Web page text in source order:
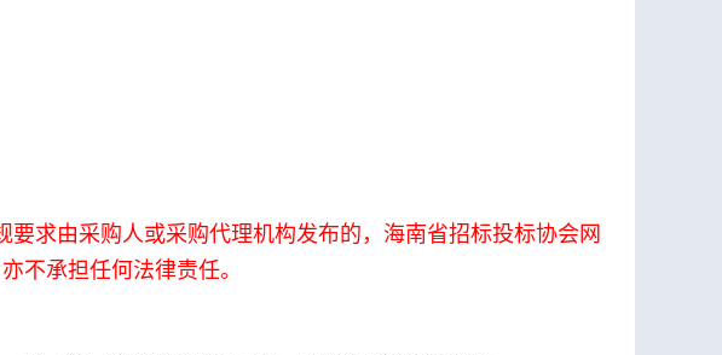
求由采购人或采购代理机构发布的，海南省招标投标协会网
不承担任何法律责任。